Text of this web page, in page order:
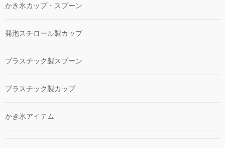
かき氷カップ・スプーン
発泡スチロール製カップ
プラスチック製スプーン
プラスチック製カップ
かき氷アイテム